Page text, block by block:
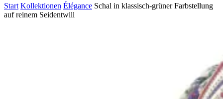
Close
Cart
Start Kollektionen Élégance Schal in klassisch-grüner Farbstellung
auf reinem Seidentwill